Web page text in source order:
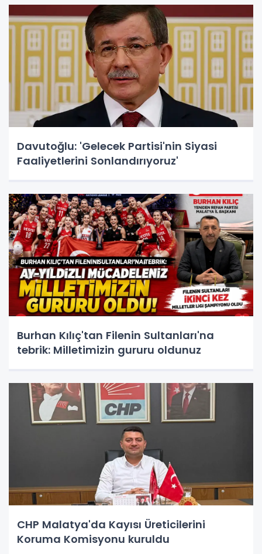
Davutoğlu: 'Gelecek Partisi'nin Siyasi
Faaliyetlerini Sonlandırıyoruz'
Burhan Kılıç'tan Filenin Sultanları'na
tebrik: Milletimizin gururu oldunuz
CHP Malatya'da Kayısı Üreticilerini
Koruma Komisyonu kuruldu